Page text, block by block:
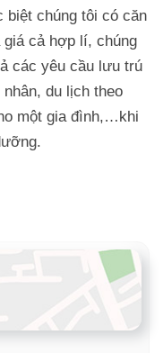
biệt chúng tôi có căn
giá cả hợp lí, chúng
các yêu cầu lưu trú
du lịch theo
một gia đình,…khi